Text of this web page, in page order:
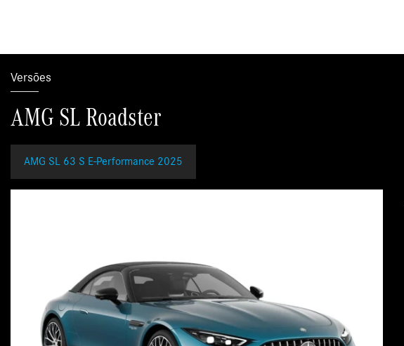
Versões
AMG SL Roadster
AMG SL 63 S E-Performance 2025